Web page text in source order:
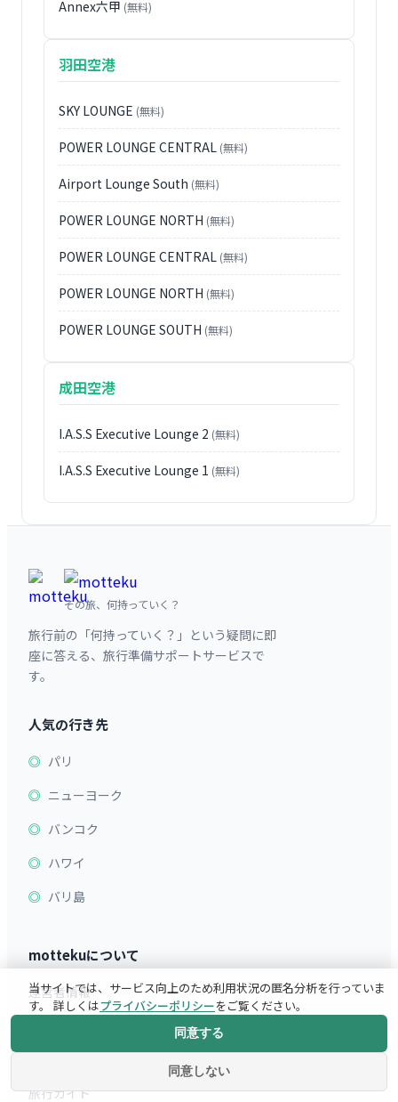
Annex六甲 (無料)
羽田空港
SKY LOUNGE (無料)
POWER LOUNGE CENTRAL (無料)
Airport Lounge South (無料)
POWER LOUNGE NORTH (無料)
POWER LOUNGE CENTRAL (無料)
POWER LOUNGE NORTH (無料)
POWER LOUNGE SOUTH (無料)
成田空港
I.A.S.S Executive Lounge 2 (無料)
I.A.S.S Executive Lounge 1 (無料)
その旅、何持っていく？
旅行前の「何持っていく？」という疑問に即
座に答える、旅行準備サポートサービスで
す。
人気の行き先
パリ
ニューヨーク
バンコク
ハワイ
バリ島
mottekuについて
運営者情報
旅行ガイド
当サイトでは、サービス向上のため利用状況の匿名分析を行っていま
す。 詳しくはプライバシーポリシーをご覧ください。
同意しない
同意する